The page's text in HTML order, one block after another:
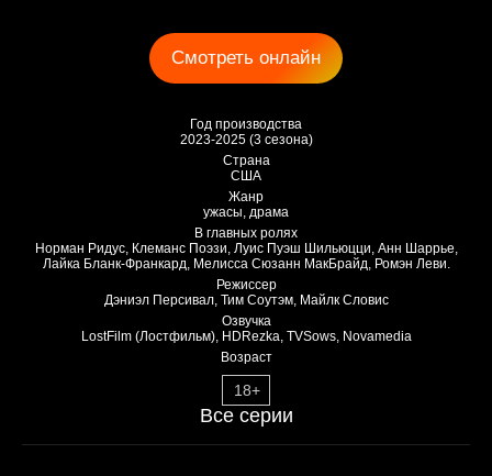
Смотреть онлайн
Год производства
2023-2025 (3 сезона)
Страна
США
Жанр
ужасы, драма
В главных ролях
Норман Ридус, Клеманс Поэзи, Луис Пуэш Шильюцци, Анн Шаррье,
Лайка Бланк-Франкард, Мелисса Сюзанн МакБрайд, Ромэн Леви.
Режиссер
Дэниэл Персивал, Тим Соутэм, Майлк Словис
Озвучка
LostFilm (Лостфильм), HDRezka, TVSows, Novamedia
Возраст
18+
Все серии